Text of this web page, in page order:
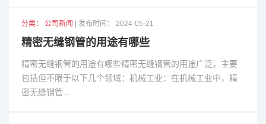
精密无缝钢管的用途有哪些
包括但不限于以下几个领域：机械工业：在机械工业中，精
密无缝钢管...